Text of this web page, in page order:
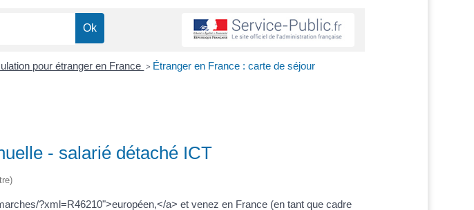
pour étranger en France > Étranger en France : carte de séjour
- salarié détaché ICT
?xml=R46210">européen,</a> et venez en France (en tant que cadre